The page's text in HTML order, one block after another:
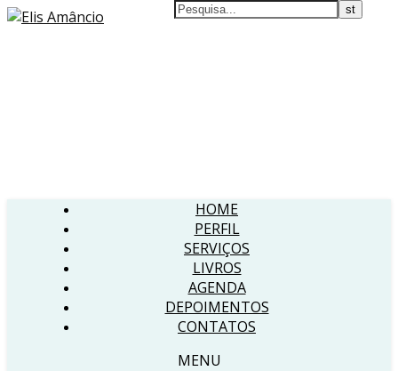
HOME
PERFIL
SERVIÇOS
LIVROS
AGENDA
DEPOIMENTOS
CONTATOS
MENU